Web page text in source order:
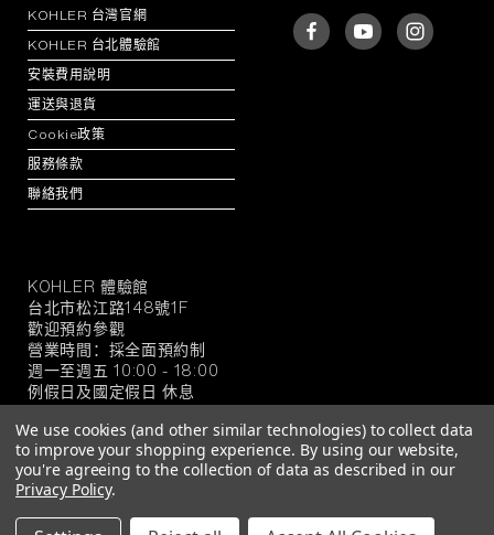
KOHLER 台灣官網
KOHLER 台北體驗館
安裝費用說明
運送與退貨
Cookie政策
服務條款
聯絡我們
KOHLER
官
方
旗
艦
店
KOHLER 體驗館
台北市松江路148號1F
歡迎預約參觀
營業時間：採全面預約制
週一至週五 10:00 - 18:00
例假日及國定假日 休息
© 2026 KOHLER 官方旗艦店
We use cookies (and other similar technologies) to collect data
to improve your shopping experience. By using our website,
you're agreeing to the collection of data as described in our
Privacy Policy.